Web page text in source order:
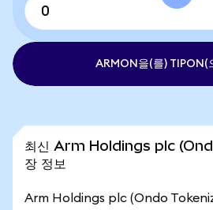
ARMON을(를) TIPON(
최신 Arm Holdings plc
장 정보
Arm Holdings plc (Ondo